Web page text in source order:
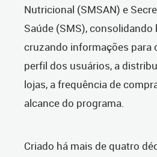
Nutricional (SMSAN) e
Saúde (SMS), consolidando
cruzando informações para
perfil dos usuários, a
lojas, a frequência de
alcance do programa.
Criado há mais de quatro